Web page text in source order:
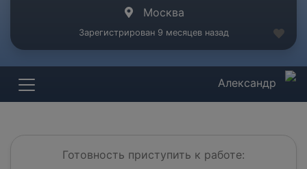
Москва
Зарегистрирован 9 месяцев назад
Александр
Готовность приступить к работе: